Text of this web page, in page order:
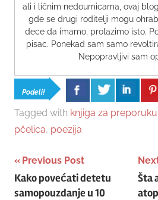
ali i ličnim nedoumicama, ovaj
gde se drugi roditelji mogu
dece da imamo, prolazimo isto.
pisac. Ponekad sam samo
Nepopravljivi sam
Podeli!
Tagged with knjiga za preporuku
pčelica, poezija
Post
navigation
Previous Post
Kako povećati detetu
samopouzdanje u 10
Šta